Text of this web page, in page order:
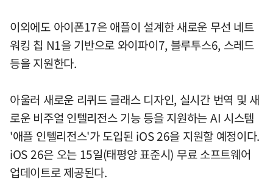
이외에도 아이폰17은 애플이 설계한 새로운 무선 네트
워킹 칩 N1을 기반으로 와이파이7, 블루투스6, 스레드
등을 지원한다.
아울러 새로운 리퀴드 글래스 디자인, 실시간 번역 및 새
로운 비주얼 인텔리전스 기능 등을 지원하는 AI 시스템
'애플 인텔리전스'가 도입된 iOS 26을 지원할 예정이다.
iOS 26은 오는 15일(태평양 표준시) 무료 소프트웨어
업데이트로 제공된다.